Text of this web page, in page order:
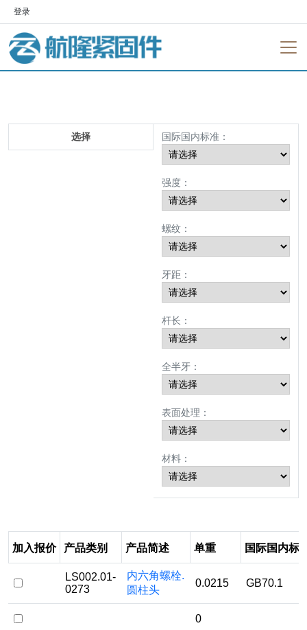
登录
选择 国际国内标准：
强度：
螺纹：
牙距：
杆长：
全半牙：
表面处理：
材料：
加入报价 产品类别 产品简述 单重 国际国内标
LS002.01-
0273
内六角螺栓.
圆柱头
0.0215 GB70.1
0